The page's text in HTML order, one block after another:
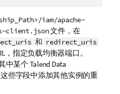
iam/apache-
client.json文件，在
和 redirect_uris
，指定负载均衡器端口。
中某个 Talend Data
些字段中添加其他实例的重